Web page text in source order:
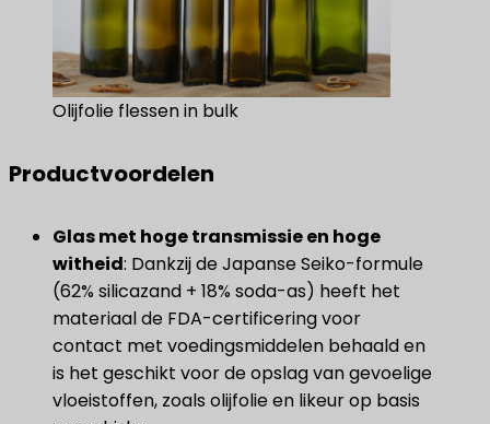
Olijfolie flessen in bulk
Productvoordelen
Glas met hoge transmissie en hoge
witheid​: Dankzij de Japanse Seiko-formule
(62% silicazand + 18% soda-as) heeft het
materiaal de FDA-certificering voor
contact met voedingsmiddelen behaald en
is het geschikt voor de opslag van gevoelige
vloeistoffen, zoals olijfolie en likeur op basis